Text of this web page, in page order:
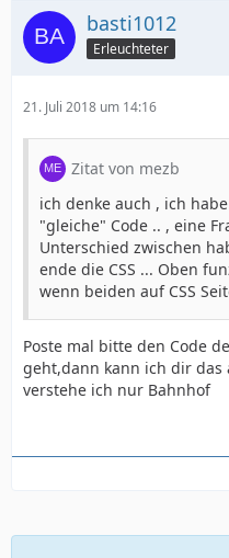
basti1012
Erleuchteter
21. Juli 2018 um 14:16
Zitat von mezb
ich denke auch , ich
"gleiche" Code .. , eine
Unterschied zwischen
ende die CSS ... Oben
wenn beiden auf CSS
Poste mal bitte den Code
geht,dann kann ich dir das
verstehe ich nur Bahnhof